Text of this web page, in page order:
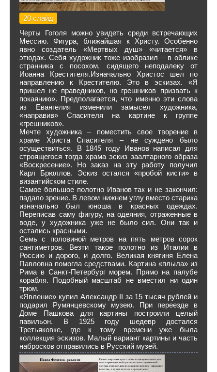
20 слайд
Черты Гоголя можно увидеть среди встречающих
Мессию. Фигура, ближайшая к Христу. Особенно
явно создатель «Мертвых душ» «читается» в
этюдах. Себя художник тоже изобразил – в облике
странника с посохом, сидящего неподалеку от
Иоанна Крестителя.Изначально Христос шел по
направлению к Крестителю. Это в эскизах. «Я
пришел не праведников, но грешников призвать к
покаянию». Предполагается, что именно эти слова
из Евангелия изменили замысел художника,
«направив» Спасителя на картине к группе
«грешников».
Мечте художника – поместить свое творение в
храме Христа Спасителя – не суждено было
осуществиться. В 1845 году Иванов написал для
строящегося тогда храма эскиз заалтарного образа
«Воскресение». Но заказ на эту работу получил
Карл Брюллов. Эскиз остался «пробой кисти» в
византийском стиле.
Самое большое полотно Иванов так и не закончил:
падало зрение. В левом нижнем углу вместо старика
изначально был юноша в красных одеждах.
Переписав саму фигуру, на одеяния, отраженные в
воде, у художника уже не было сил. Они так и
остались красными.
Семь с половиной метров на пять метров сорок
сантиметров. Везти такое полотно из Италии в
Россию и дорого, и долго. Великая княгиня Елена
Павловна помогла средствами. Картина «плыла» из
Рима в Санкт-Петербург морем. Прямо на палубе
корабля. Подобный масштаб не вместил ни один
трюм.
«Явление» купил Александр II за 15 тысяч рублей и
подарил Румянцевскому музею. При переезде в
Доме Пашкова для картины построили целый
павильон. В 1925 году шедевр достался
Третьяковке, где к тому времени уже была
коллекция эскизов. Малый вариант картины и часть
набросков отправились в Русский музей.